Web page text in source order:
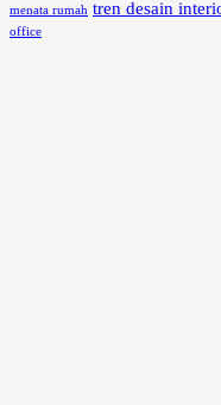
menata rumah tren desain
office